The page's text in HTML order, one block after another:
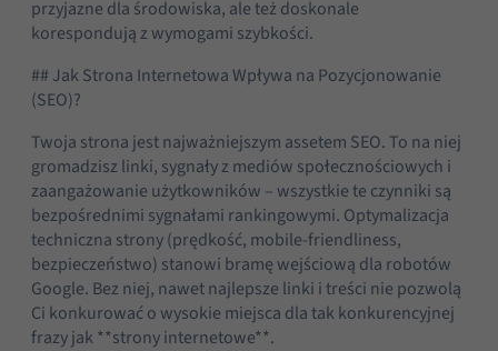
przyjazne dla środowiska, ale też doskonale
korespondują z wymogami szybkości.
## Jak Strona Internetowa Wpływa na Pozycjonowanie
(SEO)?
Twoja strona jest najważniejszym assetem SEO. To na niej
gromadzisz linki, sygnały z mediów społecznościowych i
zaangażowanie użytkowników – wszystkie te czynniki są
bezpośrednimi sygnałami rankingowymi. Optymalizacja
techniczna strony (prędkość, mobile-friendliness,
bezpieczeństwo) stanowi bramę wejściową dla robotów
Google. Bez niej, nawet najlepsze linki i treści nie pozwolą
Ci konkurować o wysokie miejsca dla tak konkurencyjnej
frazy jak **strony internetowe**.
Konieczne
Te pliki cookie
opcjonalne. Są
one potrzebne
funkcjonowania
strony
internetowej.